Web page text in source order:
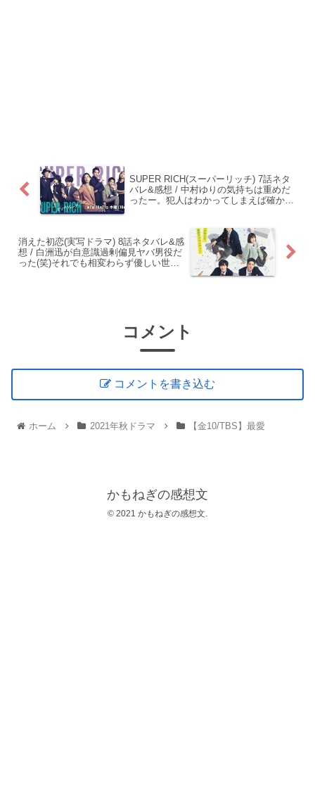
SUPER RICH(スーパーリッチ) 7話ネタ
バレ&感想 / 中村ゆりの気持ちは重めだ
ったー。犯人はわかってしまえば確かに
消えた初恋(実写ドラマ) 8話ネタバレ&感
想 / 白洲迅が自意識過剰偏見ヤバ男役だ
った(笑)それでも相変わらず優しい世
コメント
コメントを書き込む
ホーム 2021年秋ドラマ 【金10/TBS】最愛
かもねぎの感想文
© 2021 かもねぎの感想文.